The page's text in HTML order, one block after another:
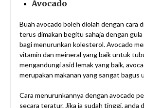
Avocado
Buah avocado boleh diolah dengan cara
terus dimakan begitu sahaja dengan
bagi menurunkan kolesterol. Avocado
vitamin dan meineral yang baik untuk
mengandungi asid lemak yang baik,
merupakan makanan yang sangat bagus
Cara menurunkannya dengan avocado
secara teratur. Jika ia sudah tinggi, anda